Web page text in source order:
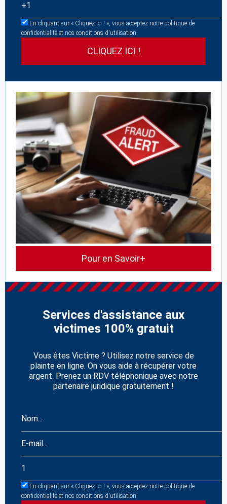
En cliquant sur « Cliquez ici ! », vous acceptez notre politique de
confidentialité et nos conditions d'utilisation.
Pour en Savoir+
Services d'assistance aux
victimes 100% gratuit
Vous êtes Victime ? Utilisez notre service de
plainte en ligne. On vous aide à récupérer votre
argent. Prenez un RDV téléphonique avec notre
partenaire juridique gratuitement !
En cliquant sur « Cliquez ici ! », vous acceptez notre politique de
confidentialité et nos conditions d'utilisation.